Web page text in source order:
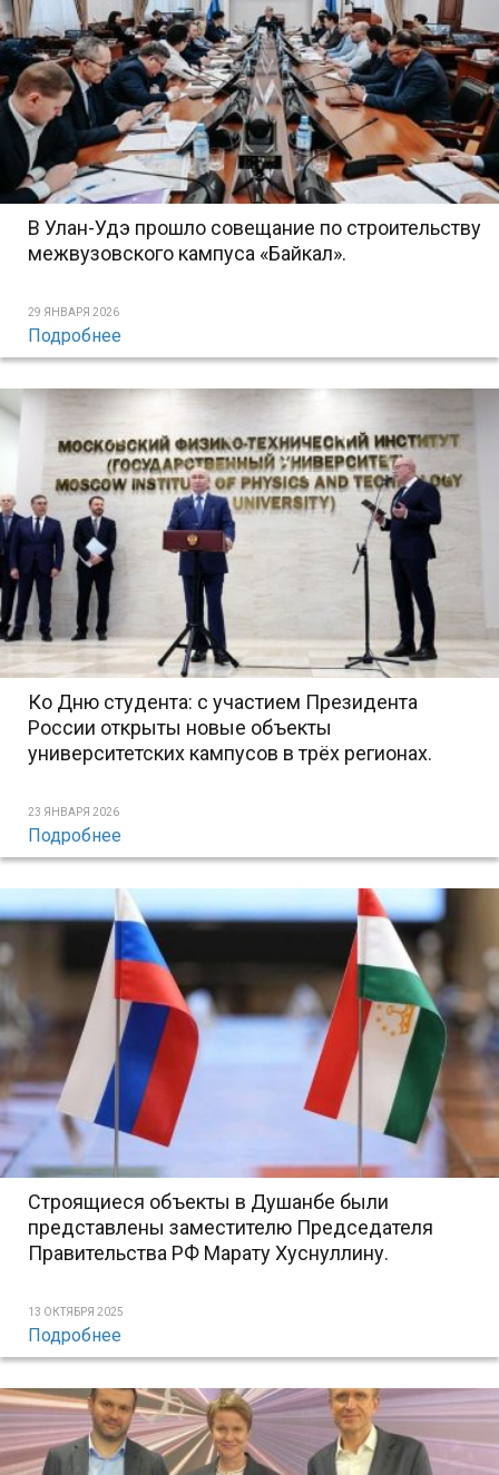
В Улан-Удэ прошло совещание по строительству
межвузовского кампуса «Байкал».
29 ЯНВАРЯ 2026
Подробнее
Ко Дню студента: с участием Президента
России открыты новые объекты
университетских кампусов в трёх регионах.
23 ЯНВАРЯ 2026
Подробнее
Строящиеся объекты в Душанбе были
представлены заместителю Председателя
Правительства РФ Марату Хуснуллину.
13 ОКТЯБРЯ 2025
Подробнее